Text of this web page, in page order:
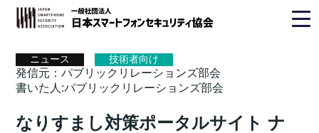
ホーム>ニュース> パブリックリレーションズ部会
ニュース 技術者向け
発信元：パブリックリレーションズ部会
書いた人:パブリックリレーションズ部会
なりすまし対策ポータルサイト ナ